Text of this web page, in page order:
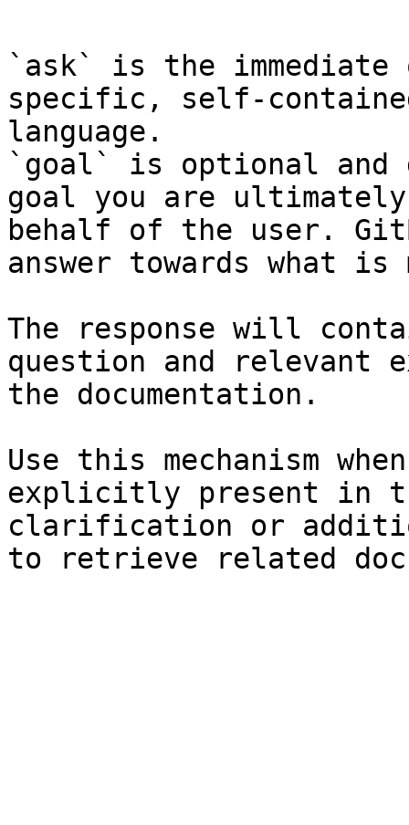
`ask` is the
specific, self-
language.
`goal` is optional and
goal you are
behalf of the user.
answer towards what
The response will
question and relevant
the documentation.
Use this mechanism
explicitly present in
clarification or